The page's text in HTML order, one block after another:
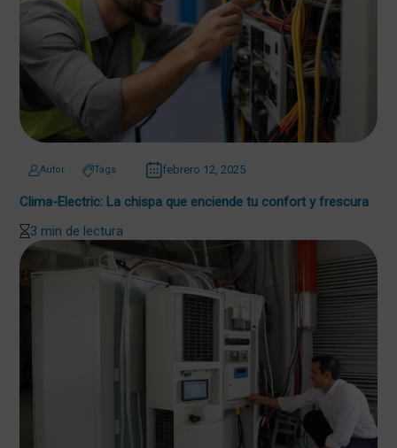
Autor Tags febrero 12, 2025
Clima-Electric: La chispa que enciende tu confort y frescura
3 min de lectura